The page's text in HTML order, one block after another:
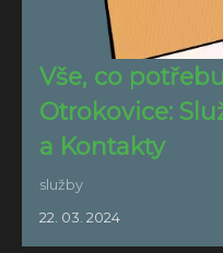
Vše, co
Otrokovice:
a Kontakty
služby
22. 03. 2024